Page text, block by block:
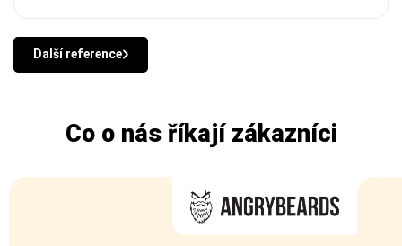
Další reference
Co o nás říkají zákazníci